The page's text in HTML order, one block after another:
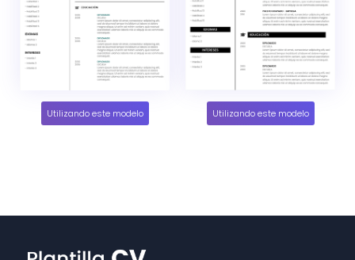
Utilizando este modelo Utilizando este modelo